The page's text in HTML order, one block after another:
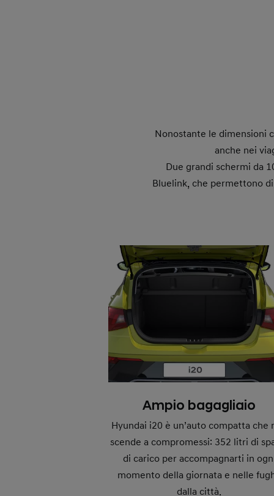
Nonostante le dimensioni
anche nei
Due grandi schermi da
Bluelink, che permettono
Ampio bagagliaio
Hyundai i20 è un’auto compatta che
scende a compromessi: 352 litri di
di carico per accompagnarti in
momento della giornata e nelle
dalla città.